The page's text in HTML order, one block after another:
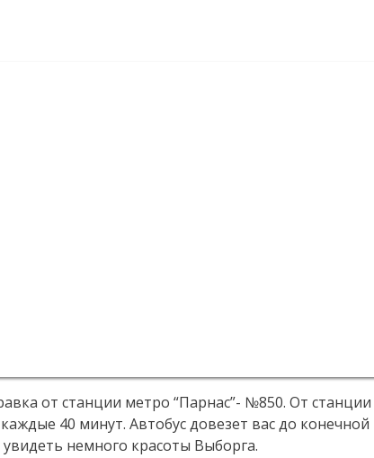
от станции метро “Парнас”- №850. От
40 минут. Автобус довезет вас до конечной
немного красоты Выборга.